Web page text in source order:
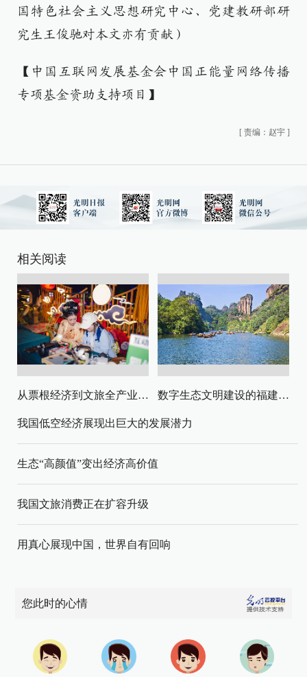
国特色社会主义思想研究中心、党建教研部研
究生王俊驰对本文亦有贡献）
【中国互联网发展基金会中国正能量网络传播
专项基金资助支持项目】
[ 责编：赵宇 ]
相关阅读
从票根经济到文旅全产业链升级 数字生态文明建设的福建路径与启示
我国低空经济展现出巨大的发展潜力
生态“高颜值”变出经济高价值
我国文旅消费正在扩容升级
用真心展现中国，世界自有回响
您此时的心情